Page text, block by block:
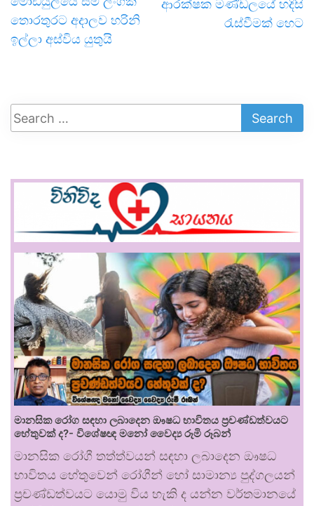
තොරතුරට අදාලව හරිනි
ඉල්ලා අස්විය යුතුයි
ආරක්ෂක මණ්ඩලයේ හදිසි
රැස්වීමක් හෙට
මානසික රෝග සඳහා ලබාදෙන ඖෂධ භාවිතය ප්‍රචණ්ඩත්වයට
හේතුවක් ද?- විශේෂඥ මනෝ වෛද්‍ය රූමි රූබන්
මානසික රෝගී තත්ත්වයන් සඳහා ලබාදෙන ඖෂධ
භාවිතය හේතුවෙන් රෝගීන් හෝ සාමාන්‍ය පුද්ගලයන්
ප්‍රචණ්ඩත්වයට යොමු විය හැකි ද යන්න වර්තමානයේ